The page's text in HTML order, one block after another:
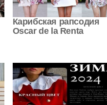
Карибская рапсодия
Oscar de la Renta